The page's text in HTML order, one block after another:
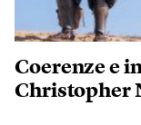
Coerenze e
Christopher